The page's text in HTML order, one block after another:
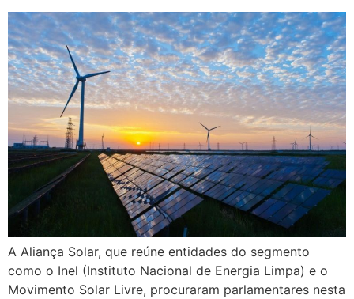
A Aliança Solar, que reúne entidades do segmento
como o Inel (Instituto Nacional de Energia Limpa) e o
Movimento Solar Livre, procuraram parlamentares nesta